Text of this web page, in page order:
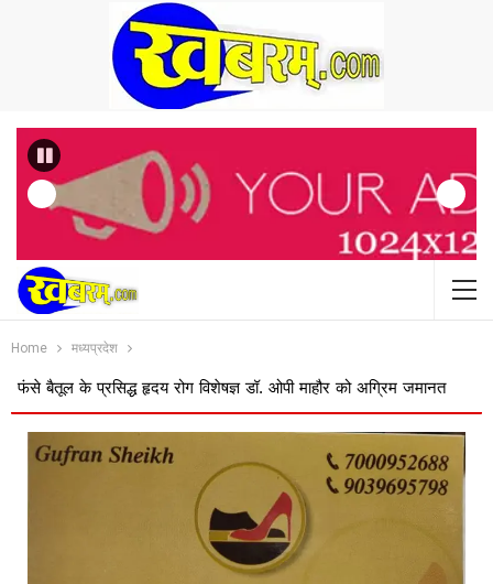
Previous
Home मध्यप्रदेश
हृदय रोग विशेषज्ञ डॉ. ओपी माहौर को अग्रिम जमानत बस ऑपरेटरों